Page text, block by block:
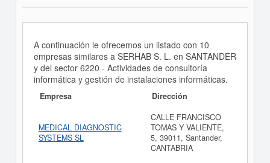
A continuación le ofrecemos un listado con 10
empresas similares a SERHAB S. L. en SANTANDER
y del sector 6220 - Actividades de consultoría
informática y gestión de instalaciones informáticas.
Empresa Dirección
MEDICAL DIAGNOSTIC
SYSTEMS SL
CALLE FRANCISCO
TOMAS Y VALIENTE,
5, 39011, Santander,
CANTABRIA